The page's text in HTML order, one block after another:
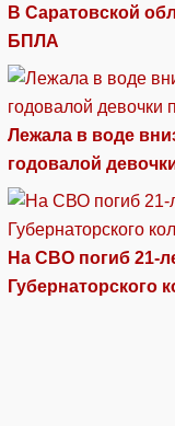
В Саратовской
БПЛА
Лежала в воде
годовалой
На СВО погиб 21-
Губернаторского